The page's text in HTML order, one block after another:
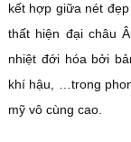
kết hợp giữa nét
thất hiện đại châu
nhiệt đới hóa bởi
khí hậu, …trong
mỹ vô cùng cao.